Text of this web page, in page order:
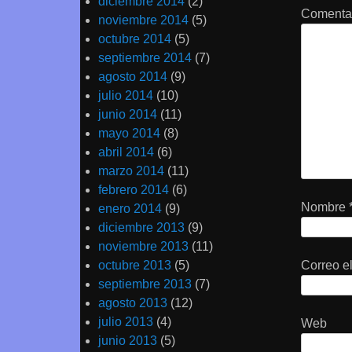
Nombre
Correo
Web
noviembre 2014 (5)
octubre 2014 (5)
septiembre 2014 (7)
agosto 2014 (9)
julio 2014 (10)
junio 2014 (11)
mayo 2014 (8)
abril 2014 (6)
marzo 2014 (11)
febrero 2014 (6)
enero 2014 (9)
diciembre 2013 (9)
noviembre 2013 (11)
octubre 2013 (5)
septiembre 2013 (7)
agosto 2013 (12)
julio 2013 (4)
junio 2013 (5)